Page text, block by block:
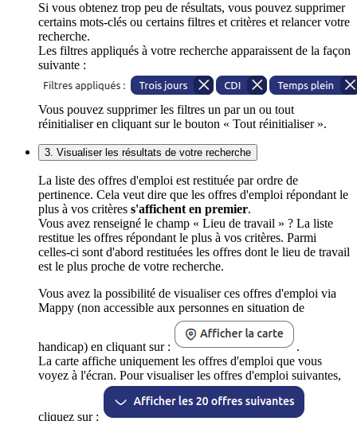
Si vous obtenez trop peu de résultats, vous pouvez supprimer
certains mots-clés ou certains filtres et critères et relancer votre
recherche.
Les filtres appliqués à votre recherche apparaissent de la façon
suivante :
Vous pouvez supprimer les filtres un par un ou tout
réinitialiser en cliquant sur le bouton « Tout réinitialiser ».
3. Visualiser les résultats de votre recherche
La liste des offres d'emploi est restituée par ordre de
pertinence. Cela veut dire que les offres d'emploi répondant le
plus à vos critères s'affichent en premier.
Vous avez renseigné le champ « Lieu de travail » ? La liste
restitue les offres répondant le plus à vos critères. Parmi
celles-ci sont d'abord restituées les offres dont le lieu de travail
est le plus proche de votre recherche.
Vous avez la possibilité de visualiser ces offres d'emploi via
Mappy (non accessible aux personnes en situation de
handicap) en cliquant sur :
.
La carte affiche uniquement les offres d'emploi que vous
voyez à l'écran. Pour visualiser les offres d'emploi suivantes,
cliquez sur :